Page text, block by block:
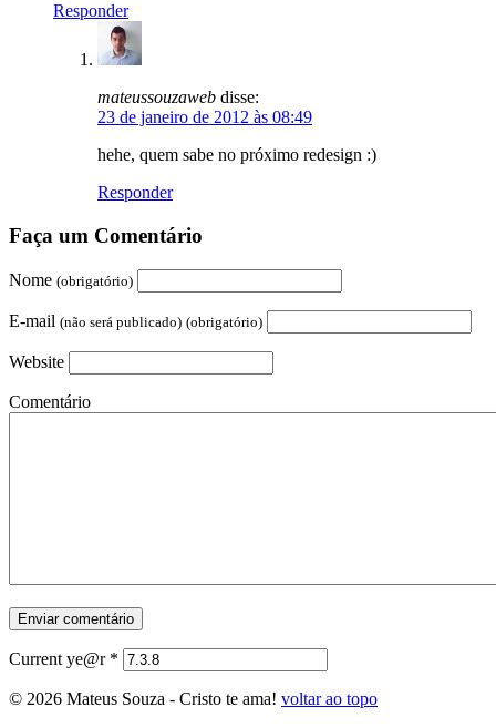
Responder
mateussouzaweb disse:
23 de janeiro de 2012 às 08:49
hehe, quem sabe no próximo redesign :)
Responder
Faça um Comentário
Nome (obrigatório)
E-mail (não será publicado) (obrigatório)
Website
Comentário
Current ye@r *
© 2026 Mateus Souza - Cristo te ama! voltar ao topo